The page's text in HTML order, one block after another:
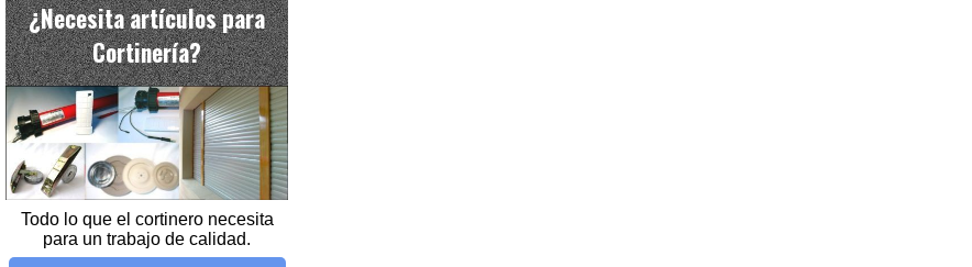
¿Necesita artículos para
Cortinería?
Todo lo que el cortinero necesita
para un trabajo de calidad.